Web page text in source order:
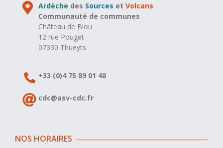
Ardèche des Sources etVolcans
Communauté de communes
Château de Blou
12 rue Pouget
07330 Thueyts
+33 (0)4 75 89 01 48
cdc@asv-cdc.fr
NOS HORAIRES